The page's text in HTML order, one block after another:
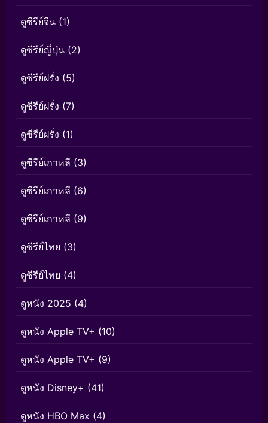
ดูซีรีย์จีน (1)
ดูซีรีย์ญี่ปุ่น (2)
ดูซีรีย์ฝรั่ง (5)
ดูซีรีย์ฝรั่ง (7)
ดูซีรีย์ฝรั่ง (1)
ดูซีรีย์เกาหลี (3)
ดูซีรีย์เกาหลี (6)
ดูซีรีย์เกาหลี (9)
ดูซีรีย์ไทย (3)
ดูซีรีย์ไทย (4)
ดูหนัง 2025 (4)
ดูหนัง Apple TV+ (10)
ดูหนัง Apple TV+ (9)
ดูหนัง Disney+ (41)
ดูหนัง HBO Max (4)